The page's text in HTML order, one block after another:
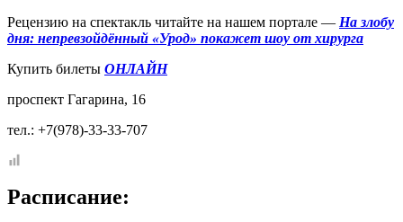
Рецензию на спектакль читайте на нашем портале — На злобу
дня: непревзойдённый «Урод» покажет шоу от хирурга
Купить билеты ОНЛАЙН
проспект Гагарина, 16
тел.: +7(978)-33-33-707
Расписание: